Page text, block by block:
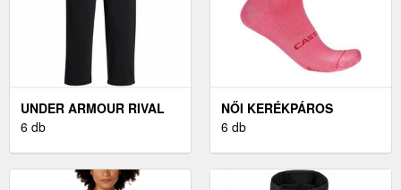
UNDER ARMOUR RIVAL
NŐI MELEGÍTŐNADRÁG,
6 db
NŐI KERÉKPÁROS
ZOKNIK CASTELLI
6 db